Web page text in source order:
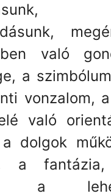
való
a
vonzalom,
való
dolgok
a
a